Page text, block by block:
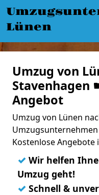
Lünen
Umzug von
Stavenhagen
Angebot
Umzug von Lünen
Kostenlose Angebote
✓ Wir helfen
Umzug geht!
✓ Schnell &